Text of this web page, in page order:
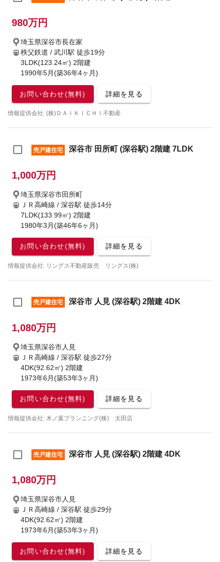
980万円
埼玉県深谷市長在家
秩父鉄道 / 武川駅 徒歩19分
3LDK(123.24㎡) 2階建
1990年5月(築36年4ヶ月)
お問い合わせ(無料) 詳細を見る
情報提供会社: (株)ＤＡＩＫＩＣＨＩ不動産
売戸建住宅 深谷市 田所町 (深谷駅) 2階建 7LDK
1,000万円
埼玉県深谷市田所町
ＪＲ高崎線 / 深谷駅 徒歩14分
7LDK(133.99㎡) 2階建
1980年3月(築46年6ヶ月)
お問い合わせ(無料) 詳細を見る
情報提供会社: リングス不動産販売 リングス(株)
売戸建住宅 深谷市 人見 (深谷駅) 2階建 4DK
1,080万円
埼玉県深谷市人見
ＪＲ高崎線 / 深谷駅 徒歩27分
4DK(92.62㎡) 2階建
1973年6月(築53年3ヶ月)
お問い合わせ(無料) 詳細を見る
情報提供会社: 木ノ葉プランニング(株) 太田店
売戸建住宅 深谷市 人見 (深谷駅) 2階建 4DK
1,080万円
埼玉県深谷市人見
ＪＲ高崎線 / 深谷駅 徒歩29分
4DK(92.62㎡) 2階建
1973年6月(築53年3ヶ月)
お問い合わせ(無料) 詳細を見る